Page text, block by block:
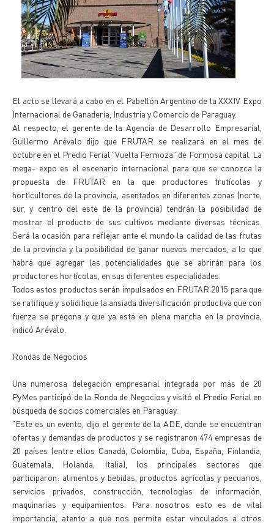
El acto se llevará a cabo en el Pabellón Argentino de la XXXIV Expo
Internacional de Ganadería, Industria y Comercio de Paraguay.
Al respecto, el gerente de la Agencia de Desarrollo Empresarial,
Guillermo Arévalo dijo que FRUTAR se realizará en el mes de
octubre en el Predio Ferial "Vuelta Fermoza" de Formosa capital. La
mega- expo es el escenario internacional para que se conozca la
propuesta de FRUTAR en la que productores frutícolas y
horticultores de la provincia, asentados en diferentes zonas (norte,
sur, y centro del este de la provincia) tendrán la posibilidad de
mostrar el producto de sus cultivos mediante diversas técnicas.
Será la ocasión para reflejar ante el mundo la calidad de las frutas
de la provincia y la posibilidad de ganar nuevos mercados, a lo que
habrá que agregar las potencialidades que se abrirán para los
productores hortícolas, en sus diferentes especialidades.
Todos estos productos serán impulsados en FRUTAR 2015 para que
se ratifique y solidifique la ansiada diversificación productiva que con
fuerza se pregona y que ya está en plena marcha en la provincia,
indicó Arévalo.
Rondas de Negocios
Una numerosa delegación empresarial integrada por más de 20
PyMes participó de la Ronda de Negocios y visitó el Predio Ferial en
búsqueda de socios comerciales en Paraguay.
"Este es un evento, dijo el gerente de la ADE, donde se encuentran
ofertas y demandas de productos y se registraron 474 empresas de
20 países (entre ellos Canadá, Colombia, Cuba, España, Finlandia,
Guatemala, Holanda, Italia), los principales sectores que
participaron: alimentos y bebidas, productos agrícolas y pecuarios,
servicios privados, construcción, tecnologías de información,
maquinarias y equipamientos. Para nosotros esto es de vital
importancia, atento a que nos permite estar vinculados a otros